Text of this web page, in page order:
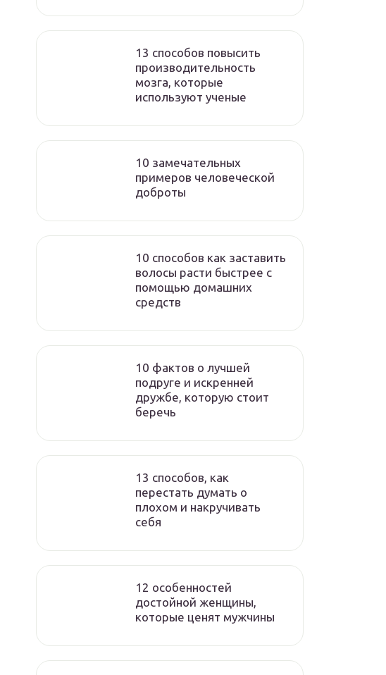
13 способов повысить
производительность
мозга, которые
используют ученые
10 замечательных
примеров человеческой
доброты
10 способов как заставить
волосы расти быстрее с
помощью домашних
средств
10 фактов о лучшей
подруге и искренней
дружбе, которую стоит
беречь
13 способов, как
перестать думать о
плохом и накручивать
себя
12 особенностей
достойной женщины,
которые ценят мужчины